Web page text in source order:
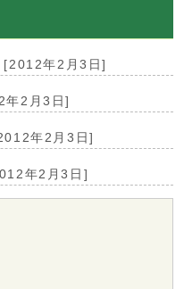
[2012年2月3日]
年2月3日]
年2月3日]
年2月3日]